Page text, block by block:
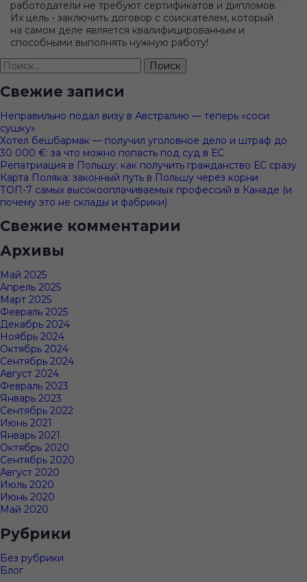
работодатели не требуют сертификатов и дипломов.
Их цель - заключить договор с соискателем, который
на самом деле является квалифицированным и
способными выполнять нужную работу!
Найти:
Свежие записи
Неправильно подал визу в Австралию — теперь «соси
сушку»
Хотел бешбармак — получил уголовное дело и штраф до
30 000 €: за что можно попасть под суд в ЕС
Репатриация в Польшу: как получить гражданство ЕС сразу
Карта Поляка: законный путь в Польшу через корни
ТОП-7 самых высокооплачиваемых профессий в Канаде (и
почему это не склады и фабрики)
Свежие комментарии
Архивы
Май 2025
Апрель 2025
Март 2025
Февраль 2025
Декабрь 2024
Ноябрь 2024
Октябрь 2024
Сентябрь 2024
Август 2024
Февраль 2023
Январь 2023
Сентябрь 2022
Июнь 2021
Январь 2021
Октябрь 2020
Сентябрь 2020
Август 2020
Июль 2020
Июнь 2020
Май 2020
Рубрики
Без рубрики
Блог